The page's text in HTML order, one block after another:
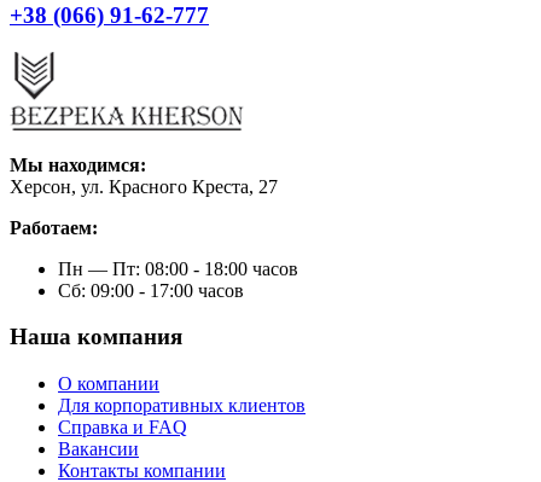
+38 (066) 91-62-777
Мы находимся:
Херсон, ул. Красного Креста, 27
Работаем:
Пн — Пт: 08:00 - 18:00 часов
Сб: 09:00 - 17:00 часов
Наша компания
О компании
Для корпоративных клиентов
Справка и FAQ
Вакансии
Контакты компании